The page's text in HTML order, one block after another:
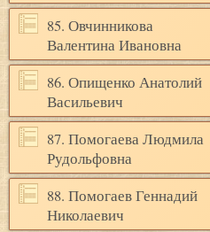
85. Овчинникова
Валентина Ивановна
86. Опищенко Анатолий
Васильевич
87. Помогаева Людмила
Рудольфовна
88. Помогаев Геннадий
Николаевич